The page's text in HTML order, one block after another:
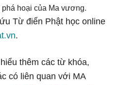
phá hoại của Ma vương.
Từ điển Phật học online
.
thêm các từ khóa,
có liên quan với MA